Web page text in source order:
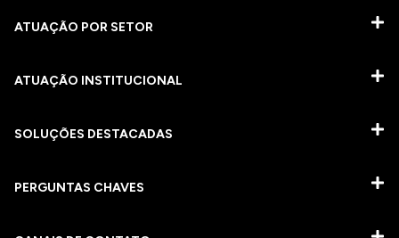
ATUAÇÃO POR SETOR
ATUAÇÃO INSTITUCIONAL
SOLUÇÕES DESTACADAS
PERGUNTAS CHAVES​